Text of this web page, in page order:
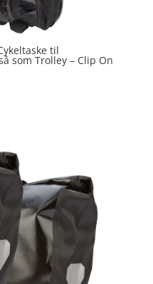
til
som Trolley – Clip On